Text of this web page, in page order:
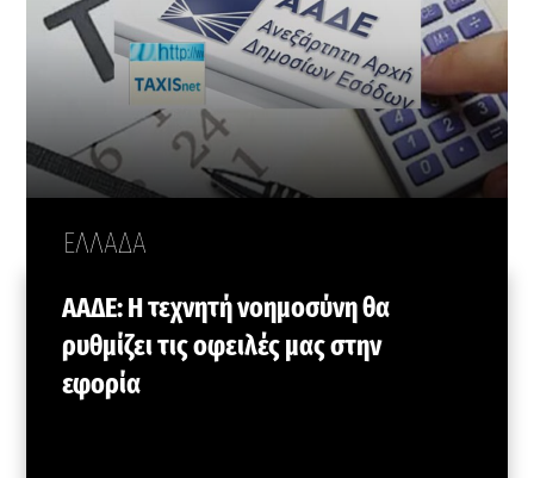
ΕΛΛΑΔΑ
ΑΑΔΕ: Η τεχνητή νοημοσύνη θα
ρυθμίζει τις οφειλές μας στην
εφορία